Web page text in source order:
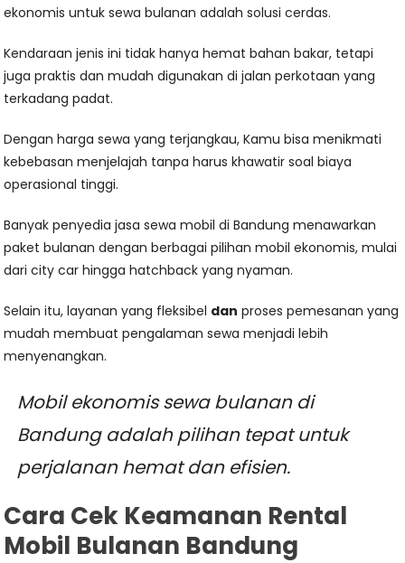
ekonomis untuk sewa bulanan adalah solusi cerdas.
Kendaraan jenis ini tidak hanya hemat bahan bakar, tetapi
juga praktis dan mudah digunakan di jalan perkotaan yang
terkadang padat.
Dengan harga sewa yang terjangkau, Kamu bisa menikmati
kebebasan menjelajah tanpa harus khawatir soal biaya
operasional tinggi.
Banyak penyedia jasa sewa mobil di Bandung menawarkan
paket bulanan dengan berbagai pilihan mobil ekonomis, mulai
dari city car hingga hatchback yang nyaman.
Selain itu, layanan yang fleksibel dan proses pemesanan yang
mudah membuat pengalaman sewa menjadi lebih
menyenangkan.
Mobil ekonomis sewa bulanan di
Bandung adalah pilihan tepat untuk
perjalanan hemat dan efisien.
Cara Cek Keamanan Rental
Mobil Bulanan Bandung